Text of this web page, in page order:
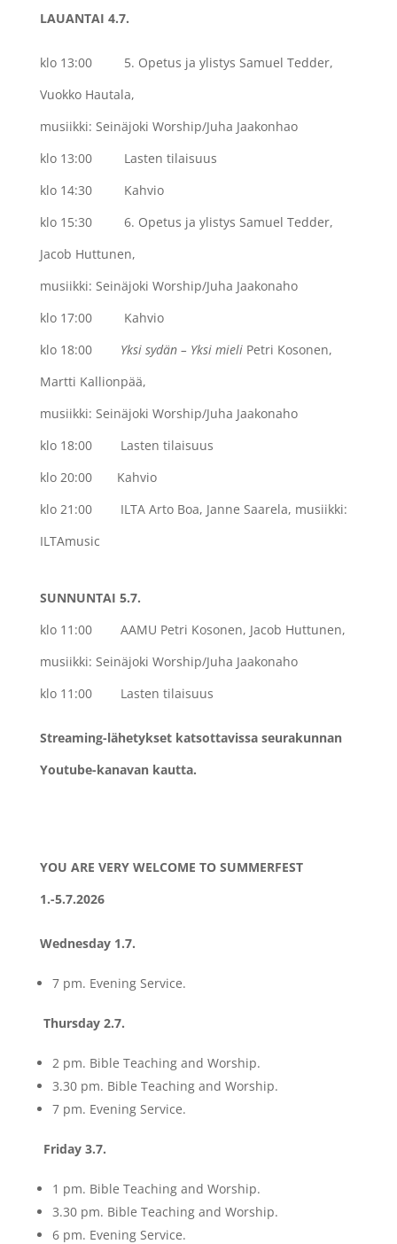
LAUANTAI 4.7.
klo 13:00 5. Opetus ja ylistys Samuel Tedder,
Vuokko Hautala,
musiikki: Seinäjoki Worship/Juha Jaakonhao
klo 13:00
Lasten tilaisuus
klo 14:30 Kahvio
klo 15:30
6. Opetus ja ylistys Samuel Tedder,
Jacob Huttunen,
musiikki: Seinäjoki Worship/Juha Jaakonaho
klo 17:00 Kahvio
klo 18:00
Yksi sydän – Yksi mieli Petri Kosonen,
Martti Kallionpää,
musiikki: Seinäjoki Worship/Juha Jaakonaho
klo 18:00
Lasten tilaisuus
klo 20:00
Kahvio
klo 21:00
ILTA Arto Boa, Janne Saarela, musiikki:
ILTAmusic
SUNNUNTAI 5.7.
klo 11:00
AAMU Petri Kosonen, Jacob Huttunen,
musiikki: Seinäjoki Worship/Juha Jaakonaho
klo 11:00
Lasten tilaisuus
Streaming-lähetykset katsottavissa seurakunnan
Youtube-kanavan kautta.
YOU ARE VERY WELCOME TO SUMMERFEST
1.-5.7.2026
Wednesday 1.7.
7 pm. Evening Service.
Thursday 2.7.
2 pm. Bible Teaching and Worship.
3.30 pm. Bible Teaching and Worship.
7 pm. Evening Service.
Friday 3.7.
1 pm. Bible Teaching and Worship.
3.30 pm. Bible Teaching and Worship.
6 pm. Evening Service.